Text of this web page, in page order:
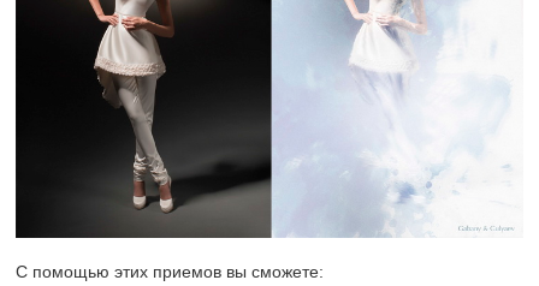
С помощью этих приемов вы сможете: